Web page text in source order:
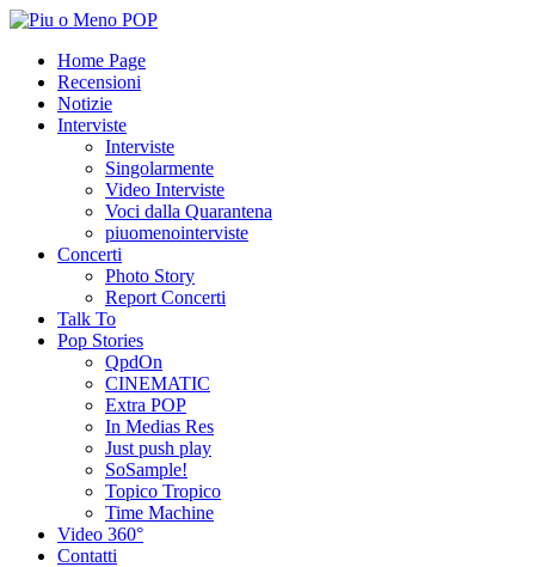
Home Page
Recensioni
Notizie
Interviste
Interviste
Singolarmente
Video Interviste
Voci dalla Quarantena
piuomenointerviste
Concerti
Photo Story
Report Concerti
Talk To
Pop Stories
QpdOn
CINEMATIC
Extra POP
In Medias Res
Just push play
SoSample!
Topico Tropico
Time Machine
Video 360°
Contatti